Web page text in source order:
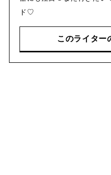
ド♡
このライター